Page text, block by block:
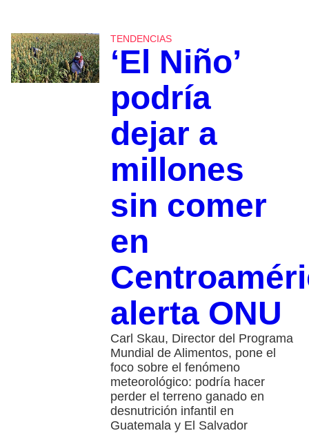
TENDENCIAS
‘El Niño’
podría
dejar a
millones
sin comer
en
alerta ONU
Carl Skau, Director del Programa
Mundial de Alimentos, pone el
foco sobre el fenómeno
meteorológico: podría hacer
perder el terreno ganado en
desnutrición infantil en
Guatemala y El Salvador